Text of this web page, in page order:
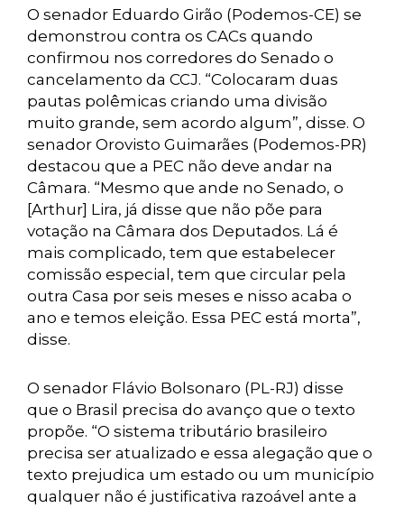
O senador Eduardo Girão (Podemos-CE) se
demonstrou contra os CACs quando
confirmou nos corredores do Senado o
cancelamento da CCJ. “Colocaram duas
pautas polêmicas criando uma divisão
muito grande, sem acordo algum”, disse. O
senador Orovisto Guimarães (Podemos-PR)
destacou que a PEC não deve andar na
Câmara. “Mesmo que ande no Senado, o
[Arthur] Lira, já disse que não põe para
votação na Câmara dos Deputados. Lá é
mais complicado, tem que estabelecer
comissão especial, tem que circular pela
outra Casa por seis meses e nisso acaba o
ano e temos eleição. Essa PEC está morta”,
disse.
O senador Flávio Bolsonaro (PL-RJ) disse
que o Brasil precisa do avanço que o texto
propõe. “O sistema tributário brasileiro
precisa ser atualizado e essa alegação que o
texto prejudica um estado ou um município
qualquer não é justificativa razoável ante a